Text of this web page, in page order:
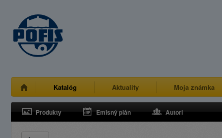
Katalóg Aktuality Moja známka
Produkty Emisný plán Autori